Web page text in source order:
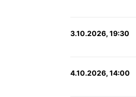
3.10.2026, 19:30
4.10.2026, 14:00